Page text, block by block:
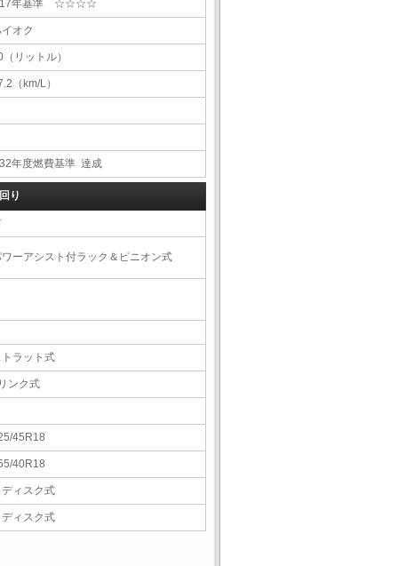
年基準 ☆☆☆☆
オク
（リットル）
（km/L）
年度燃費基準 達成
り
ーアシスト付ラック＆ピニオン式
トラット式
ンク式
45R18
40R18
ディスク式
ディスク式